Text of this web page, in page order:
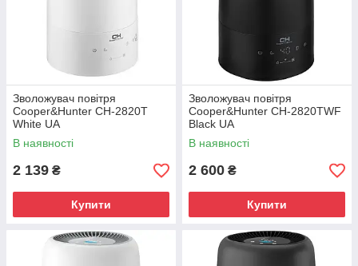
Зволожувач повітря
Cooper&Hunter CH-2820T
White UA
В наявності
2 139 ₴
Купити
Зволожувач повітря
Cooper&Hunter CH-2820TWF
Black UA
В наявності
2 600 ₴
Купити